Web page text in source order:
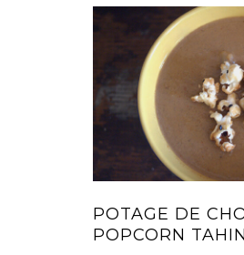
POTAGE DE
POPCORN